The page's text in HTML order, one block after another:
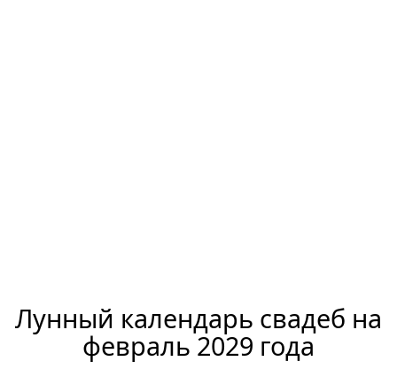
Лунный календарь свадеб на
февраль 2029 года